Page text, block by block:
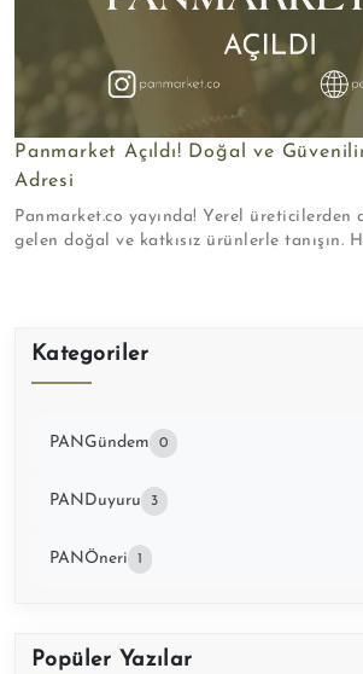
Panmarket Açıldı! Doğal ve
Adresi
Panmarket.co yayında! Yerel üreticilerden
gelen doğal ve katkısız ürünlerle tanışın.
Kategoriler
PANGündem 0
PANDuyuru 3
PANÖneri 1
Popüler Yazılar